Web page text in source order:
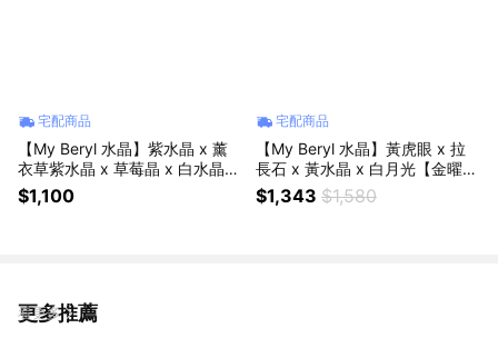
宅配商品
【My Beryl 水晶】紫水晶 x 薰
衣草紫水晶 x 草莓晶 x 白水晶
【極致紫域．智慧律動】水晶手
鍊｜智慧覺醒｜安定思緒
$1,100
宅配商品
【My Beryl 水晶】黃虎眼 x 拉
長石 x 黃水晶 x 白月光【金曜幻
境・招財聚富】水晶手鍊 #提升
氣場 #事業運 #招財聚富
$1,343 $1,580
更多推薦
看更多